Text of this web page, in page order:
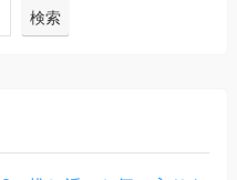
検索